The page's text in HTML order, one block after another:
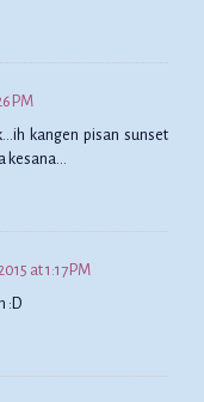
PM
kangen pisan sunset
at 1:17 PM
:D